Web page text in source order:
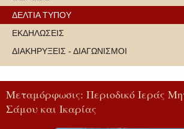
ΔΕΛΤΙΑ ΤΥΠΟΥ
ΕΚΔΗΛΩΣΕΙΣ
ΔΙΑΚΗΡΥΞΕΙΣ - ΔΙΑΓΩΝΙΣΜΟΙ
Μεταμόρφωσις: Περιοδικό Ιεράς
Σάμου και Ικαρίας